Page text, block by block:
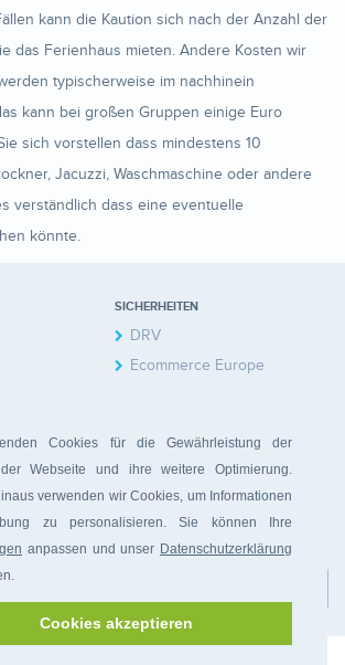
Cookies für die Gewährleistung der
Webseite und ihre weitere Optimierung.
verwenden wir Cookies, um Informationen
zu personalisieren. Sie können Ihre
anpassen und unser Datenschutzerklärung
Cookies akzeptieren
kann die Kaution sich nach der Anzahl der
das Ferienhaus mieten. Andere Kosten wir
typischerweise im nachhinein
kann bei großen Gruppen einige Euro
sich vorstellen dass mindestens 10
Jacuzzi, Waschmaschine oder andere
verständlich dass eine eventuelle
könnte.
SICHERHEITEN
DRV
Ecommerce Europe